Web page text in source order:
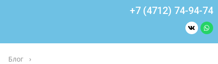
+7 (4712) 74-94-74
Блог ›